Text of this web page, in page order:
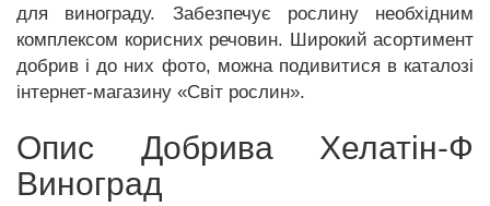
для винограду. Забезпечує рослину необхідним
комплексом корисних речовин. Широкий асортимент
добрив і до них фото, можна подивитися в каталозі
інтернет-магазину «Світ рослин».
Опис Добрива Хелатін-Ф
Виноград